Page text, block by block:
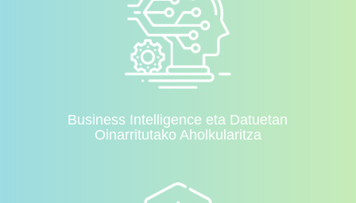
Business Intelligence eta Datuetan
Oinarritutako Aholkularitza